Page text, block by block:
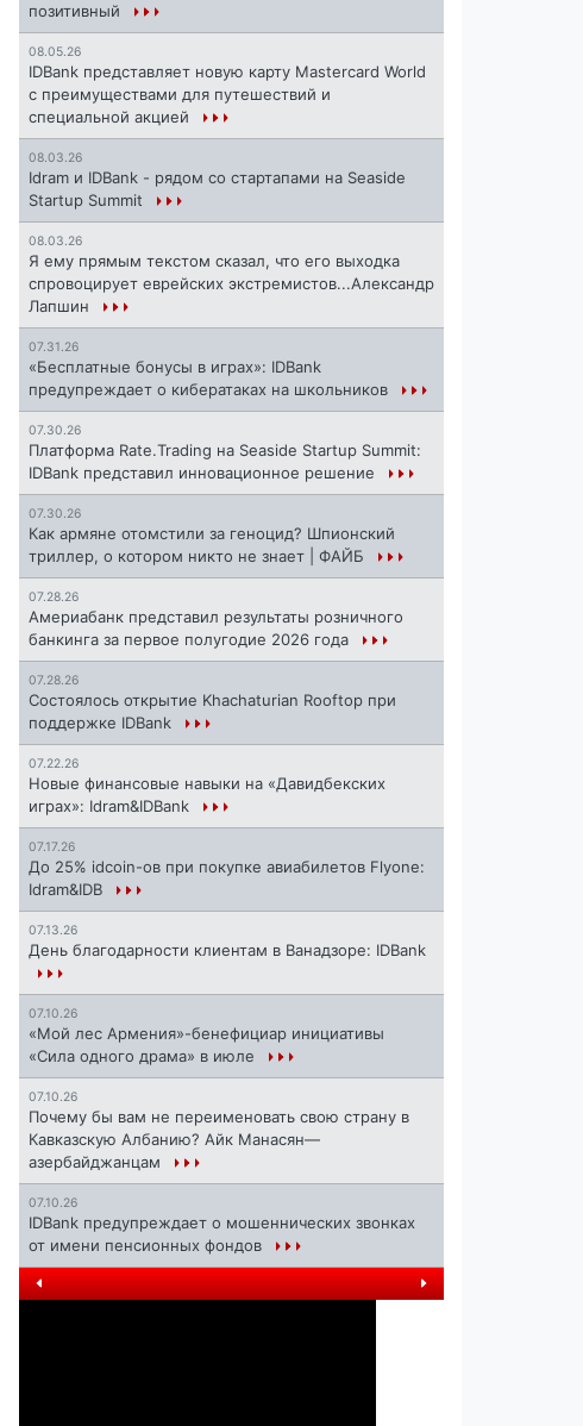
позитивный
08.05.26
IDBank представляет новую карту Mastercard World
с преимуществами для путешествий и
специальной акцией
08.03.26
Idram и IDBank - рядом со стартапами на Seaside
Startup Summit
08.03.26
Я ему прямым текстом сказал, что его выходка
спровоцирует еврейских экстремистов...Александр
Лапшин
07.31.26
«Бесплатные бонусы в играх»: IDBank
предупреждает о кибератаках на школьников
07.30.26
Платформа Rate.Trading на Seaside Startup Summit:
IDBank представил инновационное решение
07.30.26
Как армяне отомстили за геноцид? Шпионский
триллер, о котором никто не знает | ФАЙБ
07.28.26
Америабанк представил результаты розничного
банкинга за первое полугодие 2026 года
07.28.26
Состоялось открытие Khachaturian Rooftop при
поддержке IDBank
07.22.26
Новые финансовые навыки на «Давидбекских
играх»: Idram&IDBank
07.17.26
До 25% idcoin-ов при покупке авиабилетов Flyone:
Idram&IDB
07.13.26
День благодарности клиентам в Ванадзоре: IDBank
07.10.26
«Мой лес Армения»-бенефициар инициативы
«Сила одного драма» в июле
07.10.26
Почему бы вам не переименовать свою страну в
Кавказскую Албанию? Айк Манасян—
азербайджанцам
07.10.26
IDBank предупреждает о мошеннических звонках
от имени пенсионных фондов